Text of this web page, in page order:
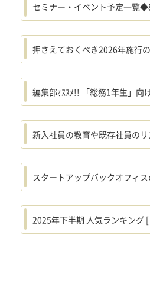
セミナー・イベント予定一覧
押さえておくべき2026年施行
編集部ｵｽｽﾒ!! 「総務1年生」向
新入社員の教育や既存社員のリ
スタートアップバックオフィ
2025年下半期 人気ランキング